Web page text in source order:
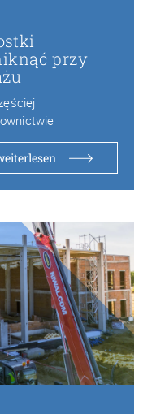
przy
płyty warstwowe…